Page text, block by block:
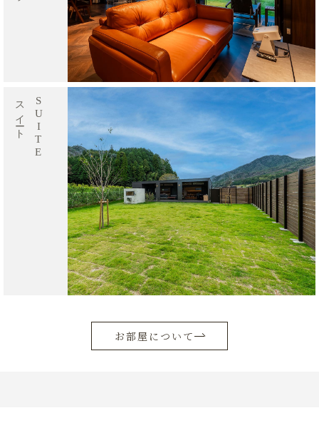
SUITE
スイート
お部屋について